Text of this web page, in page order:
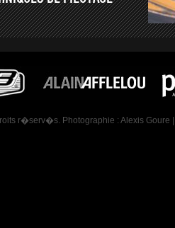
r�serv�s. Photographie : Alexis Goure